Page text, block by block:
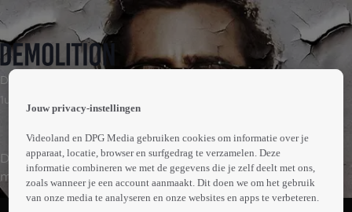
Drama | Komedie
1uur36min
Davis Mitchell krijgt het in een ziekenhuis aan de stok
met een haperende snoepautomaat. Hij schrijft een
klachtenbrief en komt daardoor in contact met Karen
Abonneren op Videoland
Jouw privacy-instellingen
Videoland en DPG Media gebruiken cookies om informatie over je
apparaat, locatie, browser en surfgedrag te verzamelen. Deze
informatie combineren we met de gegevens die je zelf deelt met ons,
zoals wanneer je een account aanmaakt. Dit doen we om het gebruik
van onze media te analyseren en onze websites en apps te verbeteren.